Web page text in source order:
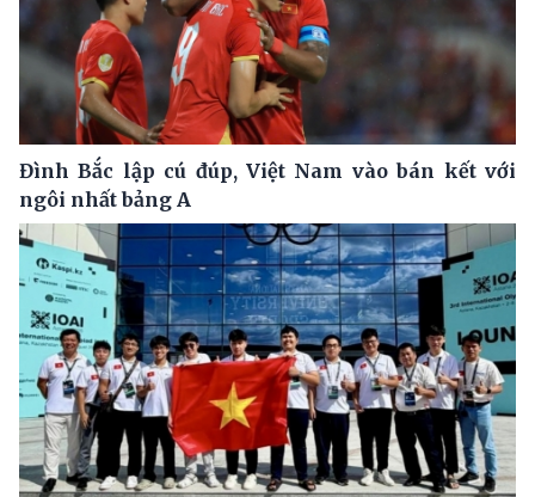
Đình Bắc lập cú đúp, Việt Nam vào bán kết với
ngôi nhất bảng A